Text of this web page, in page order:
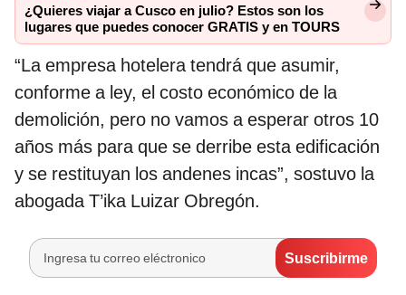
¿Quieres viajar a Cusco en julio? Estos son los
lugares que puedes conocer GRATIS y en TOURS
“La empresa hotelera tendrá que asumir,
conforme a ley, el costo económico de la
demolición, pero no vamos a esperar otros 10
años más para que se derribe esta edificación
y se restituyan los andenes incas”, sostuvo la
abogada T’ika Luizar Obregón.